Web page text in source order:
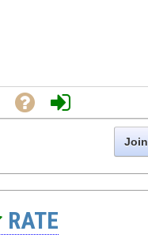
Join
RATE